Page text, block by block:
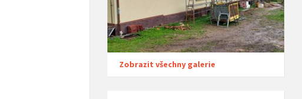
Zobrazit všechny galerie